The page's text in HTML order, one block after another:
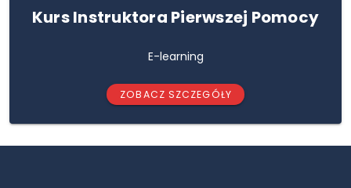
Kurs Instruktora Pierwszej Pomocy
E-learning
ZOBACZ SZCZEGÓŁY